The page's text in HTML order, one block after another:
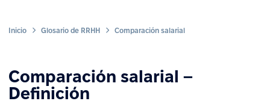
Inicio Glosario de RRHH Comparación salarial
Comparación salarial –
Definición